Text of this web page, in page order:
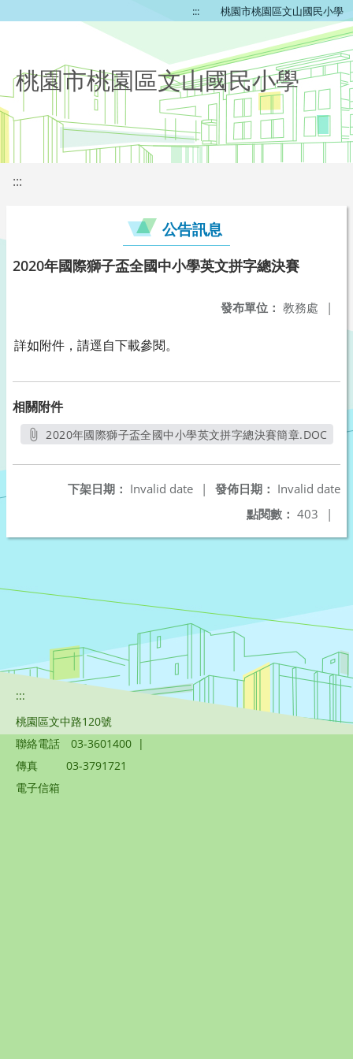
::: 桃園市桃園區文山國民小學
桃園市桃園區文山國民小學
:::
公告訊息
2020年國際獅子盃全國中小學英文拼字總決賽
發布單位： 教務處 |
詳如附件，請逕自下載參閱。
相關附件
2020年國際獅子盃全國中小學英文拼字總決賽簡章.DOC
發佈日期： Invalid date
下架日期： Invalid date
|
點閱數： 403 |
:::
桃園區文中路120號
聯絡電話
03-3601400 |
傳真
03-3791721
電子信箱